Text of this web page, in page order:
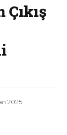
Çıkış
2025